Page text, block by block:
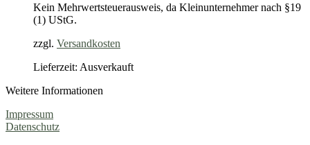
Kein Mehrwertsteuerausweis, da Kleinunternehmer nach §19
(1) UStG.
zzgl. Versandkosten
Lieferzeit: Ausverkauft
Weitere Informationen
Impressum
Datenschutz